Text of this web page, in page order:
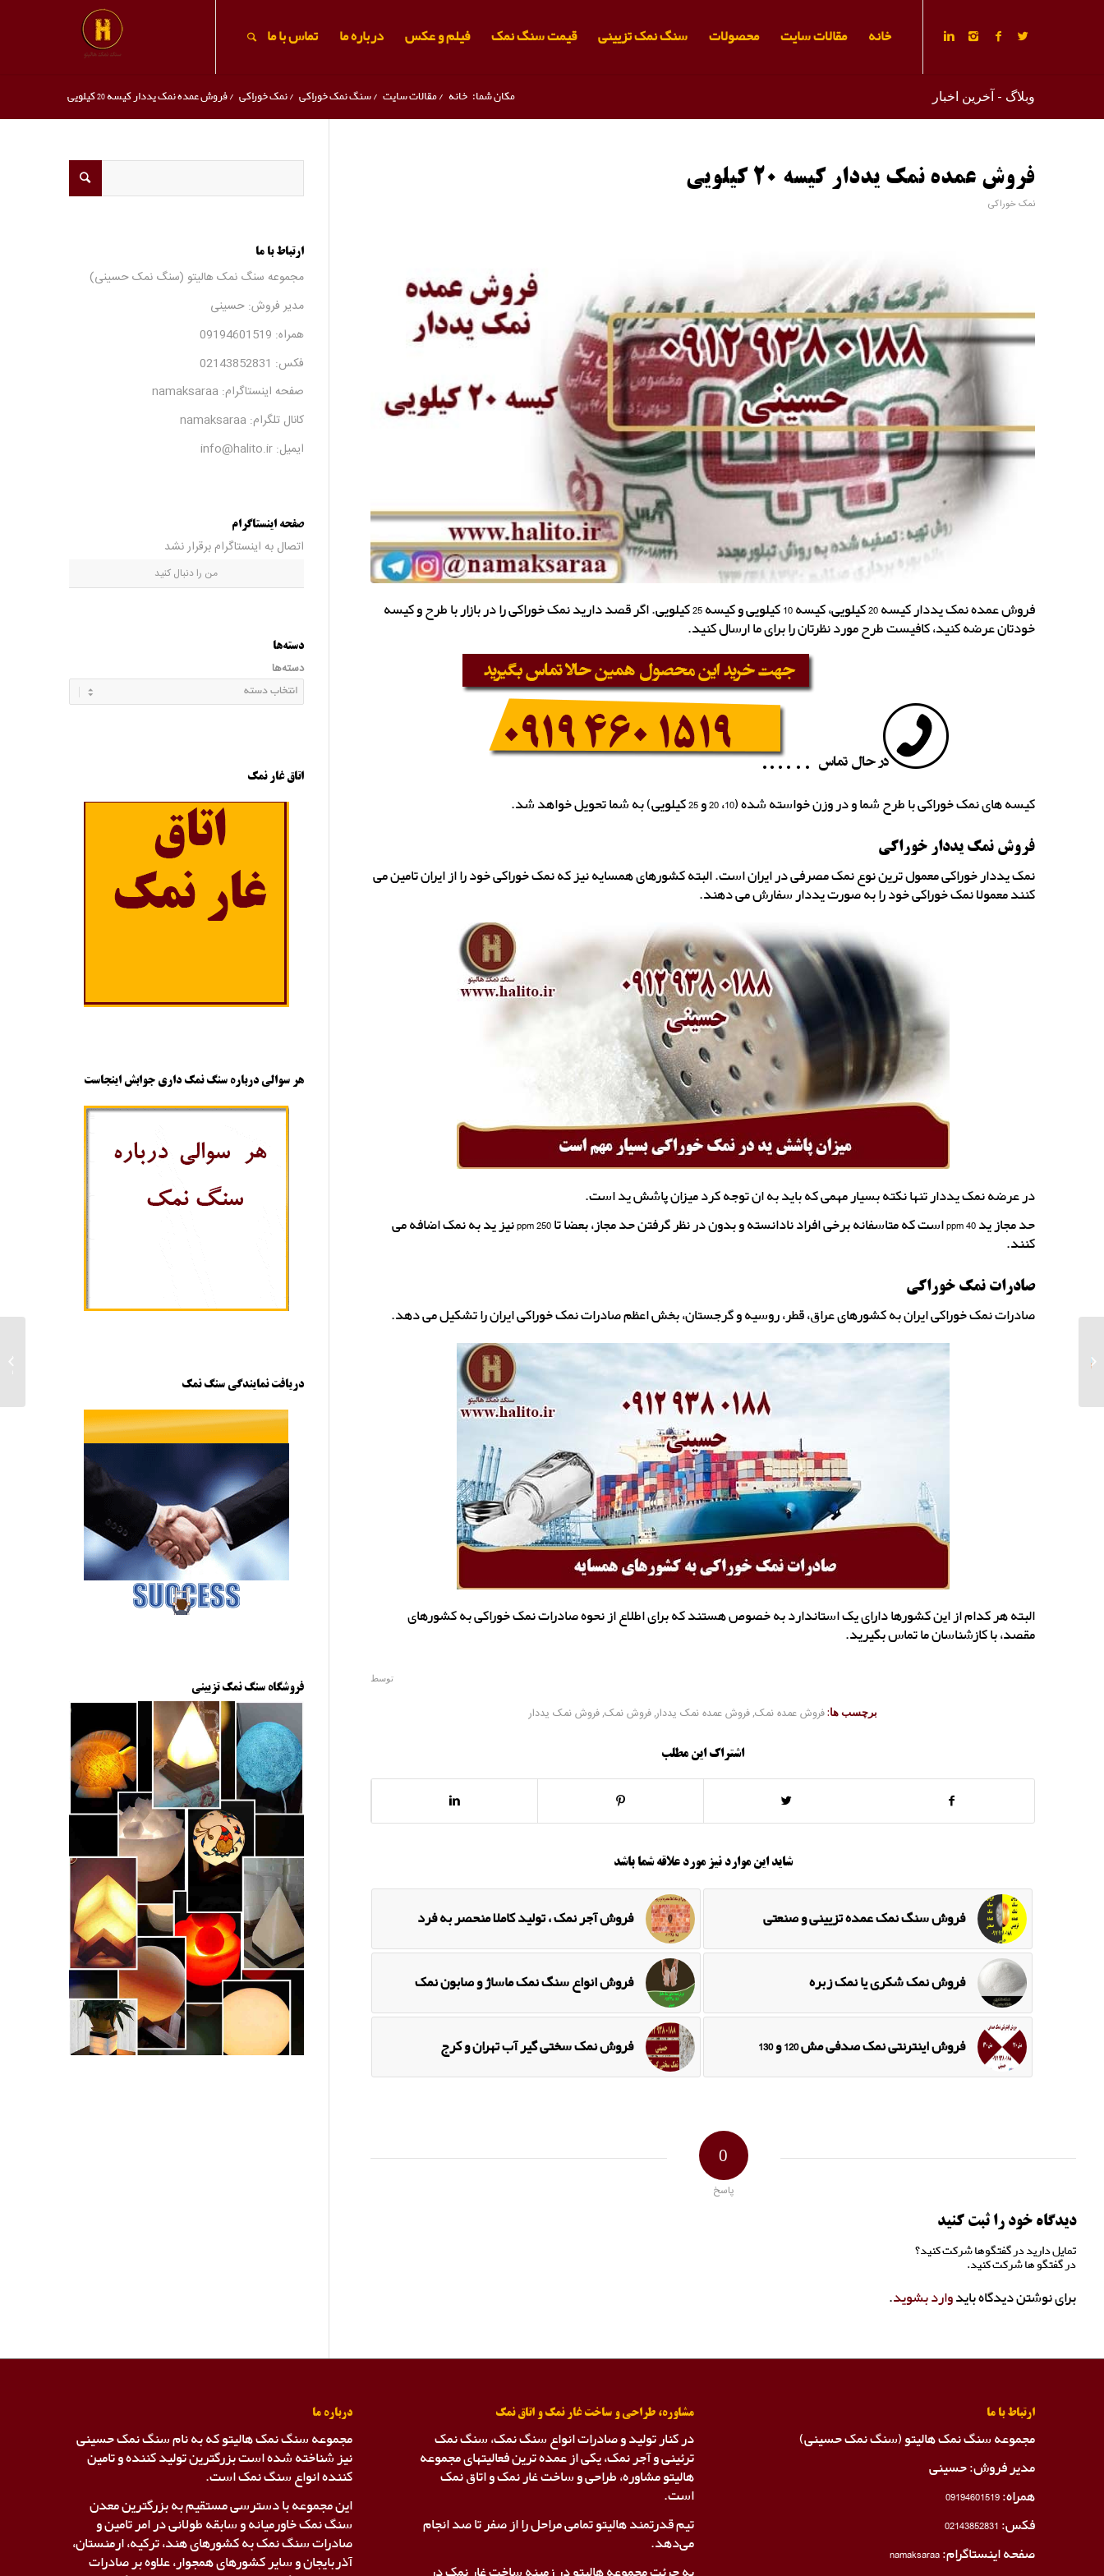
خانه مقالات سایت محصولات سنگ نمک تزیینی قیمت سنگ نمک فیلم و عکس درباره ما تماس با ما
وبلاگ - آخرین اخبار مکان شما: خانه /مقالات سایت /سنگ نمک خوراکی /نمک خوراکی /فروش عمده نمک یددار کیسه 20 کیلویی
فروش عمده نمک یددار کیسه 20 کیلویی
نمک خوراکی
فروش عمده نمک یددار کیسه 20 کیلویی، کیسه 10 کیلویی و کیسه 25 کیلویی. اگر قصد دارید نمک خوراکی را در بازار با طرح و کیسه
خودتان عرضه کنید، کافیست طرح مورد نظرتان را برای ما ارسال کنید.
کیسه های نمک خوراکی با طرح شما و در وزن خواسته شده (10، 20 و 25 کیلویی) به شما تحویل خواهد شد.
فروش نمک یددار خوراکی
نمک یددار خوراکی معمول ترین نوع نمک مصرفی در ایران است. البته کشورهای همسایه نیز که نمک خوراکی خود را از ایران تامین می
کنند معمولا نمک خوراکی خود را به صورت یددار سفارش می دهند.
در عرضه نمک یددار تنها نکته بسیار مهمی که باید به ان توجه کرد میزان پاشش ید است.
حد مجاز ید 40 ppm است که متاسفانه برخی افراد نادانسته و بدون در نظر گرفتن حد مجاز، بعضا تا 250 ppm نیز ید به نمک اضافه می
کنند.
صادرات نمک خوراکی
صادرات نمک خوراکی ایران به کشورهای عراق، قطر، روسیه و گرجستان، بخش اعظم صادرات نمک خوراکی ایران را تشکیل می دهد.
البته هر کدام از این کشورها دارای یک استاندارد به خصوص هستند که برای اطلاع از نحوه صادرات نمک خوراکی به کشورهای
مقصد، با کازشناسان ما تماس بگیرید.
توسط
برچسب ها:فروش عمده نمک,فروش عمده نمک یددار,فروش نمک,فروش نمک یددار
اشتراک این مطلب
شاید این موارد نیز مورد علاقه شما باشد
فروش آجر نمک ، تولید کاملا منحصر به فرد فروش سنگ نمک عمده تزیینی و صنعتی
فروش انواع سنگ نمک ماساژ و صابون نمک فروش نمک شکری یا نمک زبره
فروش نمک سختی گیر آب تهران و کرج فروش اینترنتی نمک صدفی مش 120 و 130
0
پاسخ
دیدگاه خود را ثبت کنید
تمایل دارید در گفتگوها شرکت کنید؟
در گفتگو ها شرکت کنید.
برای نوشتن دیدگاه بایدوارد بشوید.
ارتباط با ما
مجموعه سنگ نمک هالیتو (سنگ نمک حسینی)
مدیر فروش: حسینی
همراه: 09194601519
فکس: 02143852831
صفحه اینستاگرام: namaksaraa
کانال تلگرام: namaksaraa
ایمیل: info@halito.ir
صفحه اینستاگرام
اتصال به اینستاگرام برقرار نشد
من را دنبال کنید
دسته‌ها
دسته‌ها
اتاق غار نمک
هر سوالی درباره سنگ نمک داری جوابش اینجاست
دریافت نمایندگی سنگ نمک
فروشگاه سنگ نمک تزیینی
ارتباط با ما
مجموعه سنگ نمک هالیتو (سنگ نمک حسینی)
مدیر فروش: حسینی
همراه:09194601519
فکس:02143852831
صفحه اینستاگرام:namaksaraa
مشاوره، طراحی و ساخت غار نمک و اتاق نمک
در کنار تولید و صادرات انواع سنگ نمک، سنگ نمک
ترئینی و آجر نمک، یکی از عمده ترین فعالیتهای مجموعه
هالیتو مشاوره، طراحی و ساخت غار نمک و اتاق نمک
است.
تیم قدرتمند هالیتو تمامی مراحل را از صفر تا صد انجام
می‌دهد.
درباره ما
مجموعه سنگ نمک هالیتو که به نام سنگ نمک حسینی
نیز شناخته شده است بزرگترین تولید کننده و تامین
کننده انواع سنگ نمک است.
این مجموعه با دسترسی مستقیم به بزرگترین معدن
سنگ نمک خاورمیانه و سابقه طولانی در امر تامین و
صادرات سنگ نمک به کشورهای هند، ترکیه، ارمنستان،
آذربایجان و سایر کشورهای همجوار، علاوه بر صادرات
شرکت تولید نمک
صنعتی گرمسار